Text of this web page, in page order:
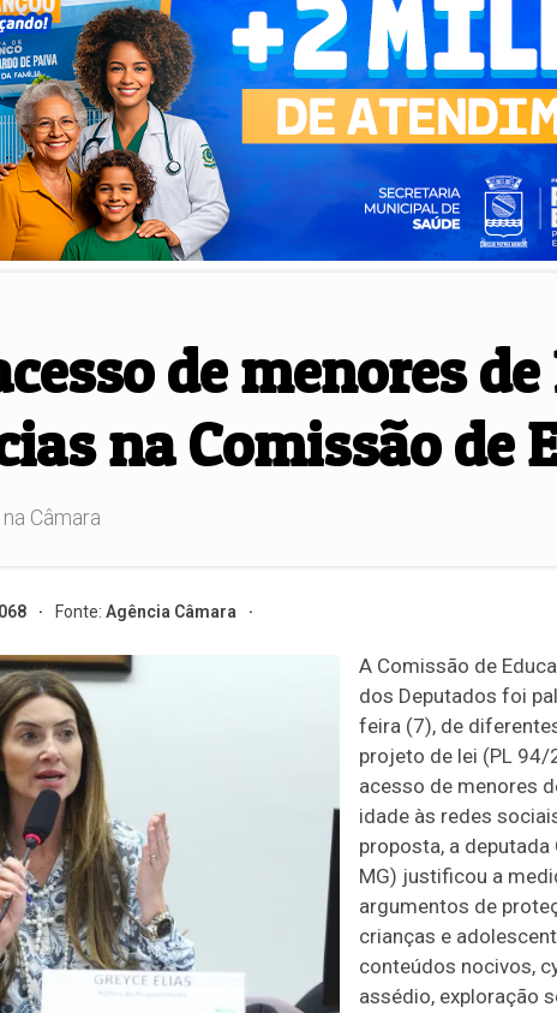
de menores
na Comissão de
Câmara
Fonte: Agência Câmara
A Comissão de
dos Deputados foi
feira (7), de
projeto de lei (PL 94/
acesso de menores
idade às redes
proposta, a deputada
MG) justificou a
argumentos de
crianças e
conteúdos nocivos,
assédio, exploração